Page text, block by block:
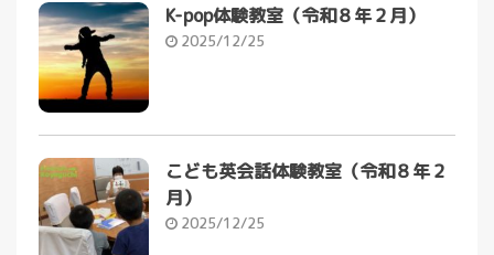
K-pop体験教室（令和８年２月）
2025/12/25
こども英会話体験教室（令和８年２
月）
2025/12/25